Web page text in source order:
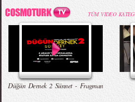
TÜM VIDEO
Düğün Dernek 2 Sünnet - Fragman